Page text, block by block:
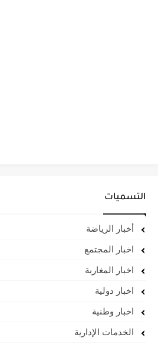
التسميات
أخبار الرياضة
اخبار المجتمع
اخبار المغاربة
اخبار دولية
اخبار وطنية
الخدمات الإدارية